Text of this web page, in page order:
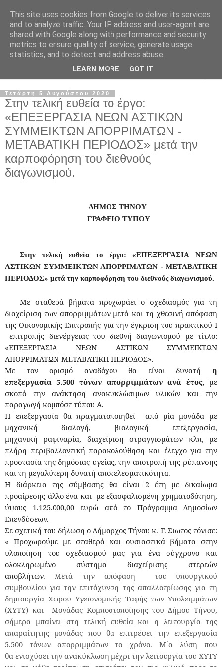
Τετάρτη 5 Αυγούστου 2020
Στην τελική ευθεία το έργο:
«ΕΠΕΞΕΡΓΑΣΙΑ ΝΕΩΝ ΑΣΤΙΚΩΝ
ΣΥΜΜΕΙΚΤΩΝ ΑΠΟΡΡΙΜΑΤΩΝ -
ΜΕΤΑΒΑΤΙΚΗ ΠΕΡΙΟΔΟΣ» μετά την
καρποφόρηση του διεθνούς
διαγωνισμού.
ΔΗΜΟΣ ΤΗΝΟΥ
ΓΡΑΦΕΙΟ ΤΥΠΟΥ
Στην τελική ευθεία το έργο: «ΕΠΕΞΕΡΓΑΣΙΑ ΝΕΩΝ
ΑΣΤΙΚΩΝ ΣΥΜΜΕΙΚΤΩΝ ΑΠΟΡΡΙΜΑΤΩΝ - ΜΕΤΑΒΑΤΙΚΗ
ΠΕΡΙΟΔΟΣ» μετά την καρποφόρηση του διεθνούς διαγωνισμού.
Με σταθερά βήματα προχωράει ο σχεδιασμός για τη
διαχείριση των απορριμμάτων μετά και τη χθεσινή απόφαση
της Οικονομικής Επιτροπής για την έγκριση του πρακτικού Ι
επιτροπής διενέργειας του διεθνή διαγωνισμού με τίτλο:
«ΕΠΕΞΕΡΓΑΣΙΑ ΝΕΩΝ ΑΣΤΙΚΩΝ ΣΥΜΜΕΙΚΤΩΝ
ΑΠΟΡΡΙΜΑΤΩΝ-ΜΕΤΑΒΑΤΙΚΗ ΠΕΡΙΟΔΟΣ».
Με τον ορισμό αναδόχου θα είναι δυνατή η
επεξεργασία 5.500 τόνων απορριμμάτων ανά έτος, με
σκοπό την ανάκτηση ανακυκλώσιμων υλικών και την
παραγωγή κομπόστ τύπου Α.
Η επεξεργασία θα πραγματοποιηθεί από μία μονάδα με
μηχανική διαλογή, βιολογική επεξεργασία,
μηχανική ραφιναρία, διαχείριση στραγγισμάτων κλπ, με
πλήρη περιβαλλοντική παρακολούθηση και έλεγχο για την
προστασία της δημόσιας υγείας, την αποτροπή της ρύπανσης
και τη μεγαλύτερη δυνατή αποτελεσματικότητα.
Η διάρκεια της σύμβασης θα είναι 2 έτη με δικαίωμα
προαίρεσης άλλο ένα και με εξασφαλισμένη χρηματοδότηση,
ύψους 1.125.000,00 ευρώ από το Πρόγραμμα Δημοσίων
Επενδύσεων.
Σε σχετική του δήλωση ο Δήμαρχος Τήνου κ. Γ. Σιωτος τόνισε:
« Προχωρούμε με σταθερά και ουσιαστικά βήματα στην
υλοποίηση του σχεδιασμού μας για ένα σύγχρονο και
ολοκληρωμένο σύστημα διαχείρισης στερεών
αποβλήτων.Μετά την απόφαση του υπουργικού
συμβουλίου για την επιτάχυνση της απαλλοτρίωσης για τη
δημιουργία Χώρου Υγειονομικής Ταφής των Υπολειμμάτων
(ΧΥΤΥ) και Μονάδας Κομποστοποίησης του Δήμου Τήνου,
σήμερα μπαίνει στη τελική ευθεία και η λειτουργία της
απαραίτητης μονάδας που θα επιτρέψει την επεξεργασία
5.500 τόνων απορριμμάτων το χρόνο. Μία λύση που
θα ενισχύσει την ανακύκλωση μέχρι την λειτουργία του ΧΥΤΥ
This site uses cookies from Google to deliver its services
and to analyze traffic. Your IP address and user-agent are
shared with Google along with performance and security
metrics to ensure quality of service, generate usage
statistics, and to detect and address abuse.
LEARN MORE GOT IT